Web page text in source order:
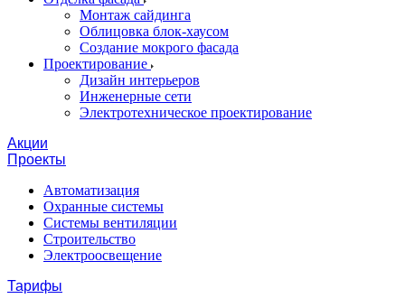
Монтаж сайдинга
Облицовка блок-хаусом
Создание мокрого фасада
Проектирование
Дизайн интерьеров
Инженерные сети
Электротехническое проектирование
Акции
Проекты
Автоматизация
Охранные системы
Системы вентиляции
Строительство
Электроосвещение
Тарифы